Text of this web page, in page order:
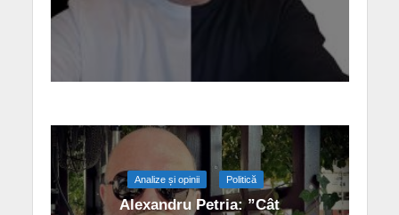
Analize și opinii Politică
Alexandru Petria: ”Cât